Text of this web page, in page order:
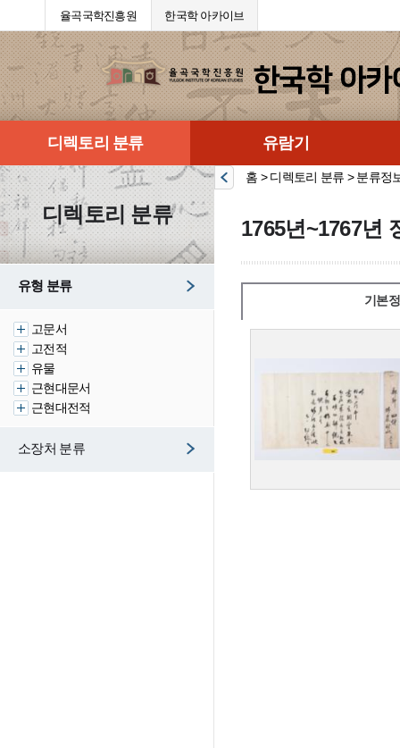
율곡국학진흥원 한국학 아카이브
디렉토리 분류 유람기
디렉토리 분류
유형 분류
고문서
고전적
유물
근현대문서
근현대전적
소장처 분류
홈 > 디렉토리 분류 > 분류정
1765년~1767년
기본